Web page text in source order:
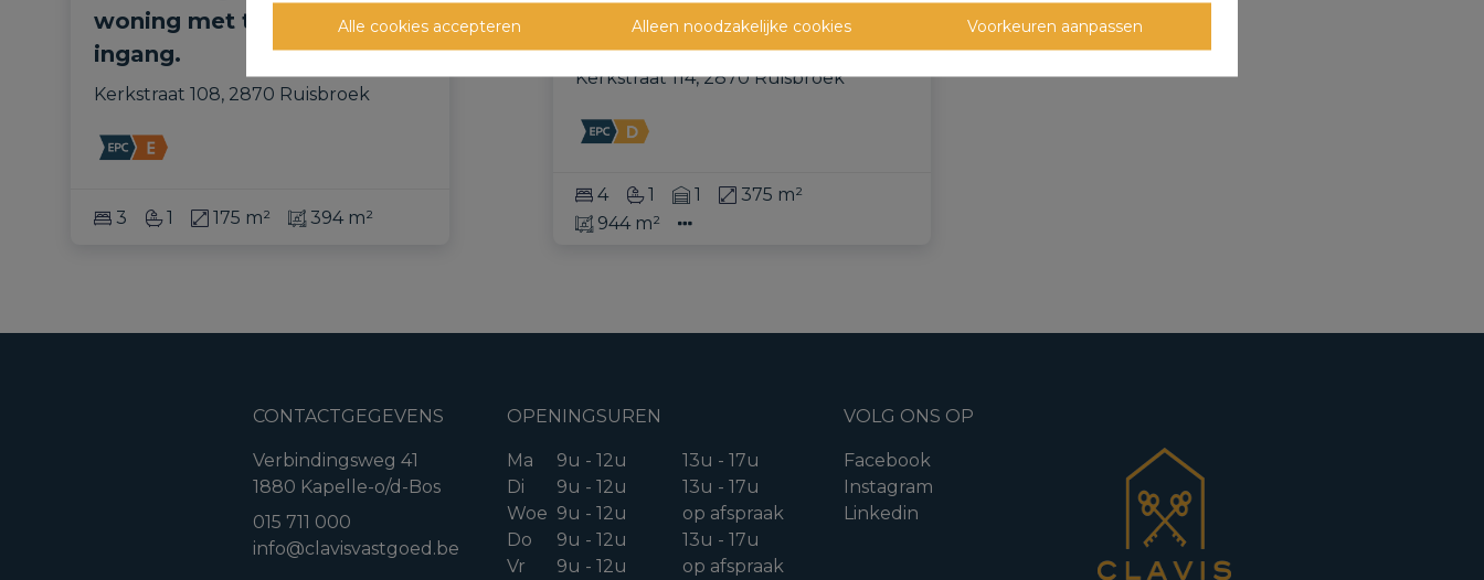
Alle cookies accepteren Alleen noodzakelijke cookies Voorkeuren aanpassen
woning met tuin en zij-
ingang.
Kerkstraat 108, 2870 Ruisbroek
3 1 175 m² 394 m²
7 slpk, garage en tuin.
Kerkstraat 114, 2870 Ruisbroek
4 1 1
375 m²
944 m²
CONTACTGEGEVENS
Verbindingsweg 41
1880 Kapelle-o/d-Bos
015 711 000
info@clavisvastgoed.be
OPENINGSUREN
Ma 9u - 12u
13u - 17u
Di
9u - 12u
13u - 17u
Woe 9u - 12u
op afspraak
Do
9u - 12u
13u - 17u
Vr
9u - 12u op afspraak
VOLG ONS OP
Facebook
Instagram
Linkedin